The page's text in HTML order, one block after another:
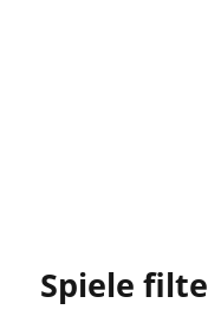
Spiele